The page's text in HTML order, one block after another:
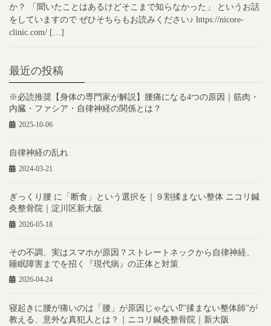
か？ 「聞いたことはあるけどそこまで知らなかった」 というお話
をしていますので ぜひそちらもお読みください♪ https://nicore-
clinic.com/ […]
最近の投稿
※必読推奨【身体の専門家が解説】腰痛になる4つの原因｜筋肉・
内臓・ファシア・自律神経の関係とは？
2025-10-06
自律神経の乱れ
2024-03-21
ぎっくり腰 に「断食」という選択を｜９割揉まない整体 ニコリ鍼
灸整骨院｜淀川区新大阪
2026-05-18
その不調、実はスマホが原因？ストレートネックから自律神経、
睡眠障害までを招く『現代病』の正体と対策
2026-04-24
寝起きに腰が痛いのは「腰」が原因じゃない⁉︎”揉まない整体師”が
教える、意外な真犯人とは？｜ニコリ鍼灸整骨院｜新大阪